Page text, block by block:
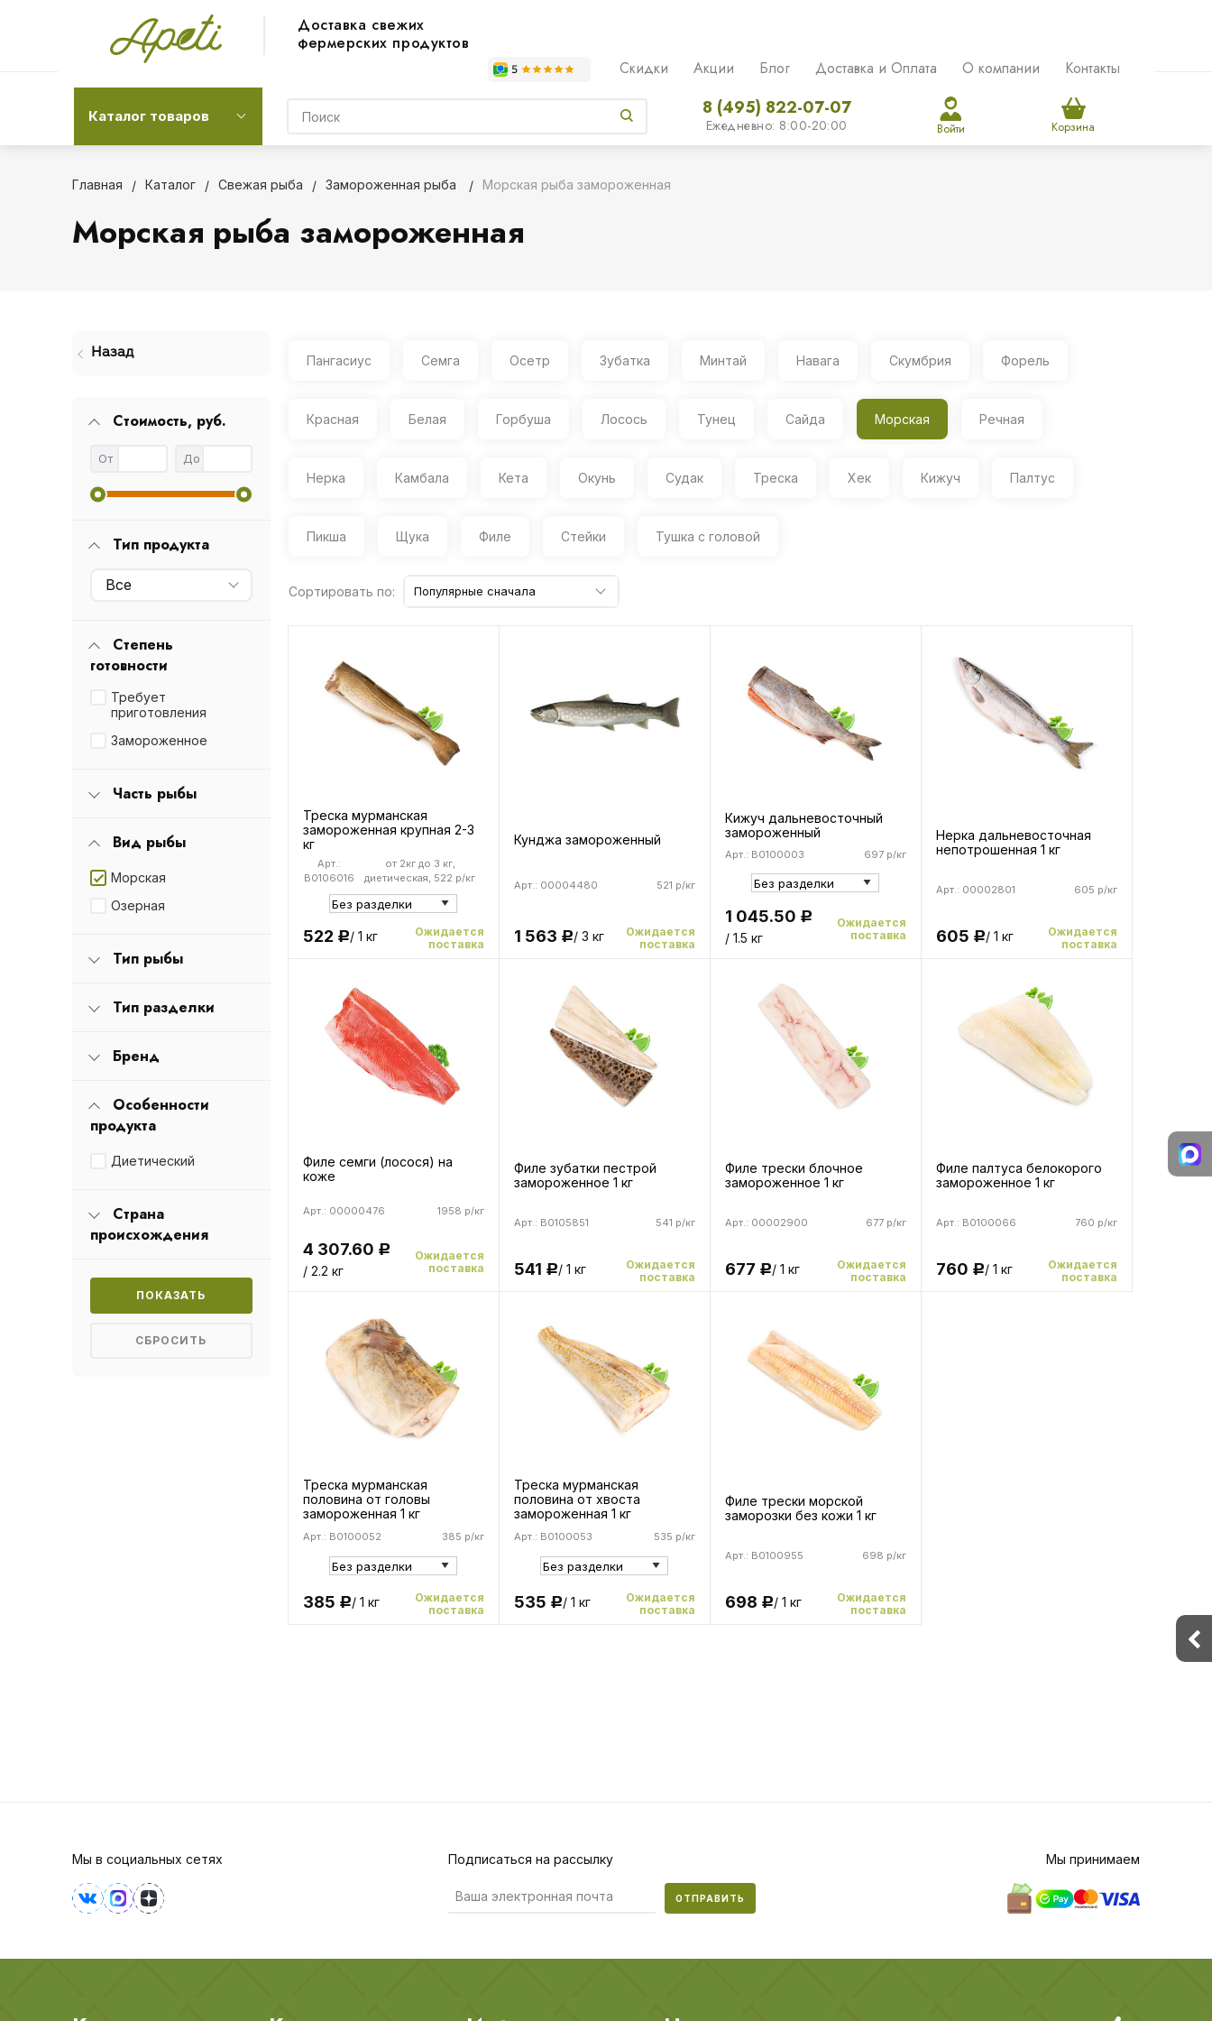
Доставка свежих
фермерских продуктов
Скидки Акции Блог Доставка и Оплата О компании Контакты
Каталог товаров 8 (495) 822-07-07
Ежедневно: 8:00-20:00 Войти Корзина
Главная Каталог Свежая рыба Замороженная рыба Морская рыба замороженная
Морская рыба замороженная
Назад
Стоимость, руб.
От До
Тип продукта
Все
Степень
готовности
Требует
приготовления
Замороженное
Часть рыбы
Вид рыбы
Морская
Озерная
Тип рыбы
Тип разделки
Бренд
Особенности
продукта
Диетический
Страна
происхождения
Пангасиус Семга Осетр Зубатка Минтай Навага Скумбрия Форель
Красная Белая Горбуша Лосось Тунец Сайда Морская Речная
Нерка Камбала Кета Окунь Судак Треска Хек Кижуч Палтус
Пикша Щука Филе Стейки Тушка с головой
Сортировать по: Популярные сначала
Треска мурманская
замороженная крупная 2-3
кг
от 2кг до 3 кг,
диетическая, 522 р/кг
Арт.:
B0106016
522 Р/ 1 кг
Ожидается
поставка
Кунджа замороженный
521 р/кг
Арт.: 00004480
1 563 Р/ 3 кг
Ожидается
поставка
Кижуч дальневосточный
замороженный
697 р/кг
Арт.: B0100003
1 045.50 Р
/ 1.5 кг
Ожидается
поставка
Нерка дальневосточная
непотрошенная 1 кг
605 р/кг
Арт.: 00002801
605 Р/ 1 кг
Ожидается
поставка
Филе семги (лосося) на
коже
1958 р/кг
Арт.: 00000476
4 307.60 Р
/ 2.2 кг
Ожидается
поставка
Филе зубатки пестрой
замороженное 1 кг
541 р/кг
Арт.: B0105851
541 Р/ 1 кг
Ожидается
поставка
Филе трески блочное
замороженное 1 кг
677 р/кг
Арт.: 00002900
677 Р/ 1 кг
Ожидается
поставка
Филе палтуса белокорого
замороженное 1 кг
760 р/кг
Арт.: B0100066
760 Р/ 1 кг
Ожидается
поставка
Треска мурманская
половина от головы
замороженная 1 кг
385 р/кг
Арт.: B0100052
385 Р/ 1 кг
Ожидается
поставка
Треска мурманская
половина от хвоста
замороженная 1 кг
535 р/кг
Арт.: B0100053
535 Р/ 1 кг
Ожидается
поставка
Филе трески морской
заморозки без кожи 1 кг
698 р/кг
Арт.: B0100955
698 Р/ 1 кг
Ожидается
поставка
Мы в социальных сетях Подписаться на рассылку
ОТПРАВИТЬ
Мы принимаем